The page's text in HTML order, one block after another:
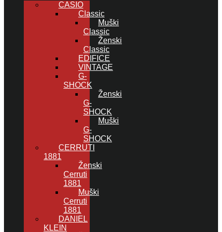
CASIO
Classic
Muški
Classic
Ženski
Classic
EDIFICE
VINTAGE
G-
SHOCK
Ženski
G-
SHOCK
Muški
G-
SHOCK
CERRUTI
1881
Ženski
Cerruti
1881
Muški
Cerruti
1881
DANIEL
KLEIN